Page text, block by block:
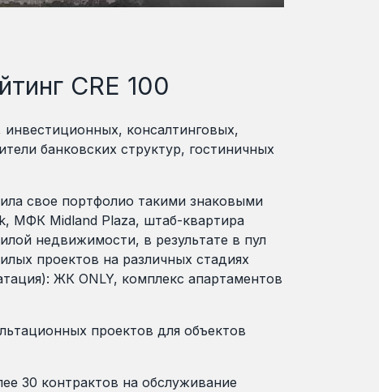
CRE 100
консалтинговых,
банковских структур, гостиничных
свое портфолио такими знаковыми
МФК Midland Plaza, штаб-квартира
недвижимости, в результате в пул
проектов на различных стадиях
ЖК ONLY, комплекс апартаментов
проектов для объектов
30 контрактов на обслуживание